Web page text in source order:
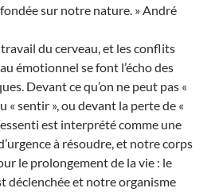
fondée sur notre nature. » André
du cerveau, et les conflits
émotionnel se font l’écho des
Devant ce qu’on ne peut pas «
« sentir », ou devant la perte de «
est interprété comme une
à résoudre, et notre corps
le prolongement de la vie : le
déclenchée et notre organisme